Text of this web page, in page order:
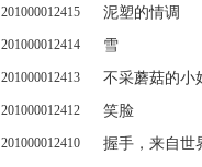
201000012415 泥塑的情调
201000012414 雪
201000012413 不采蘑菇的小
201000012412 笑脸
201000012410 握手，来自世